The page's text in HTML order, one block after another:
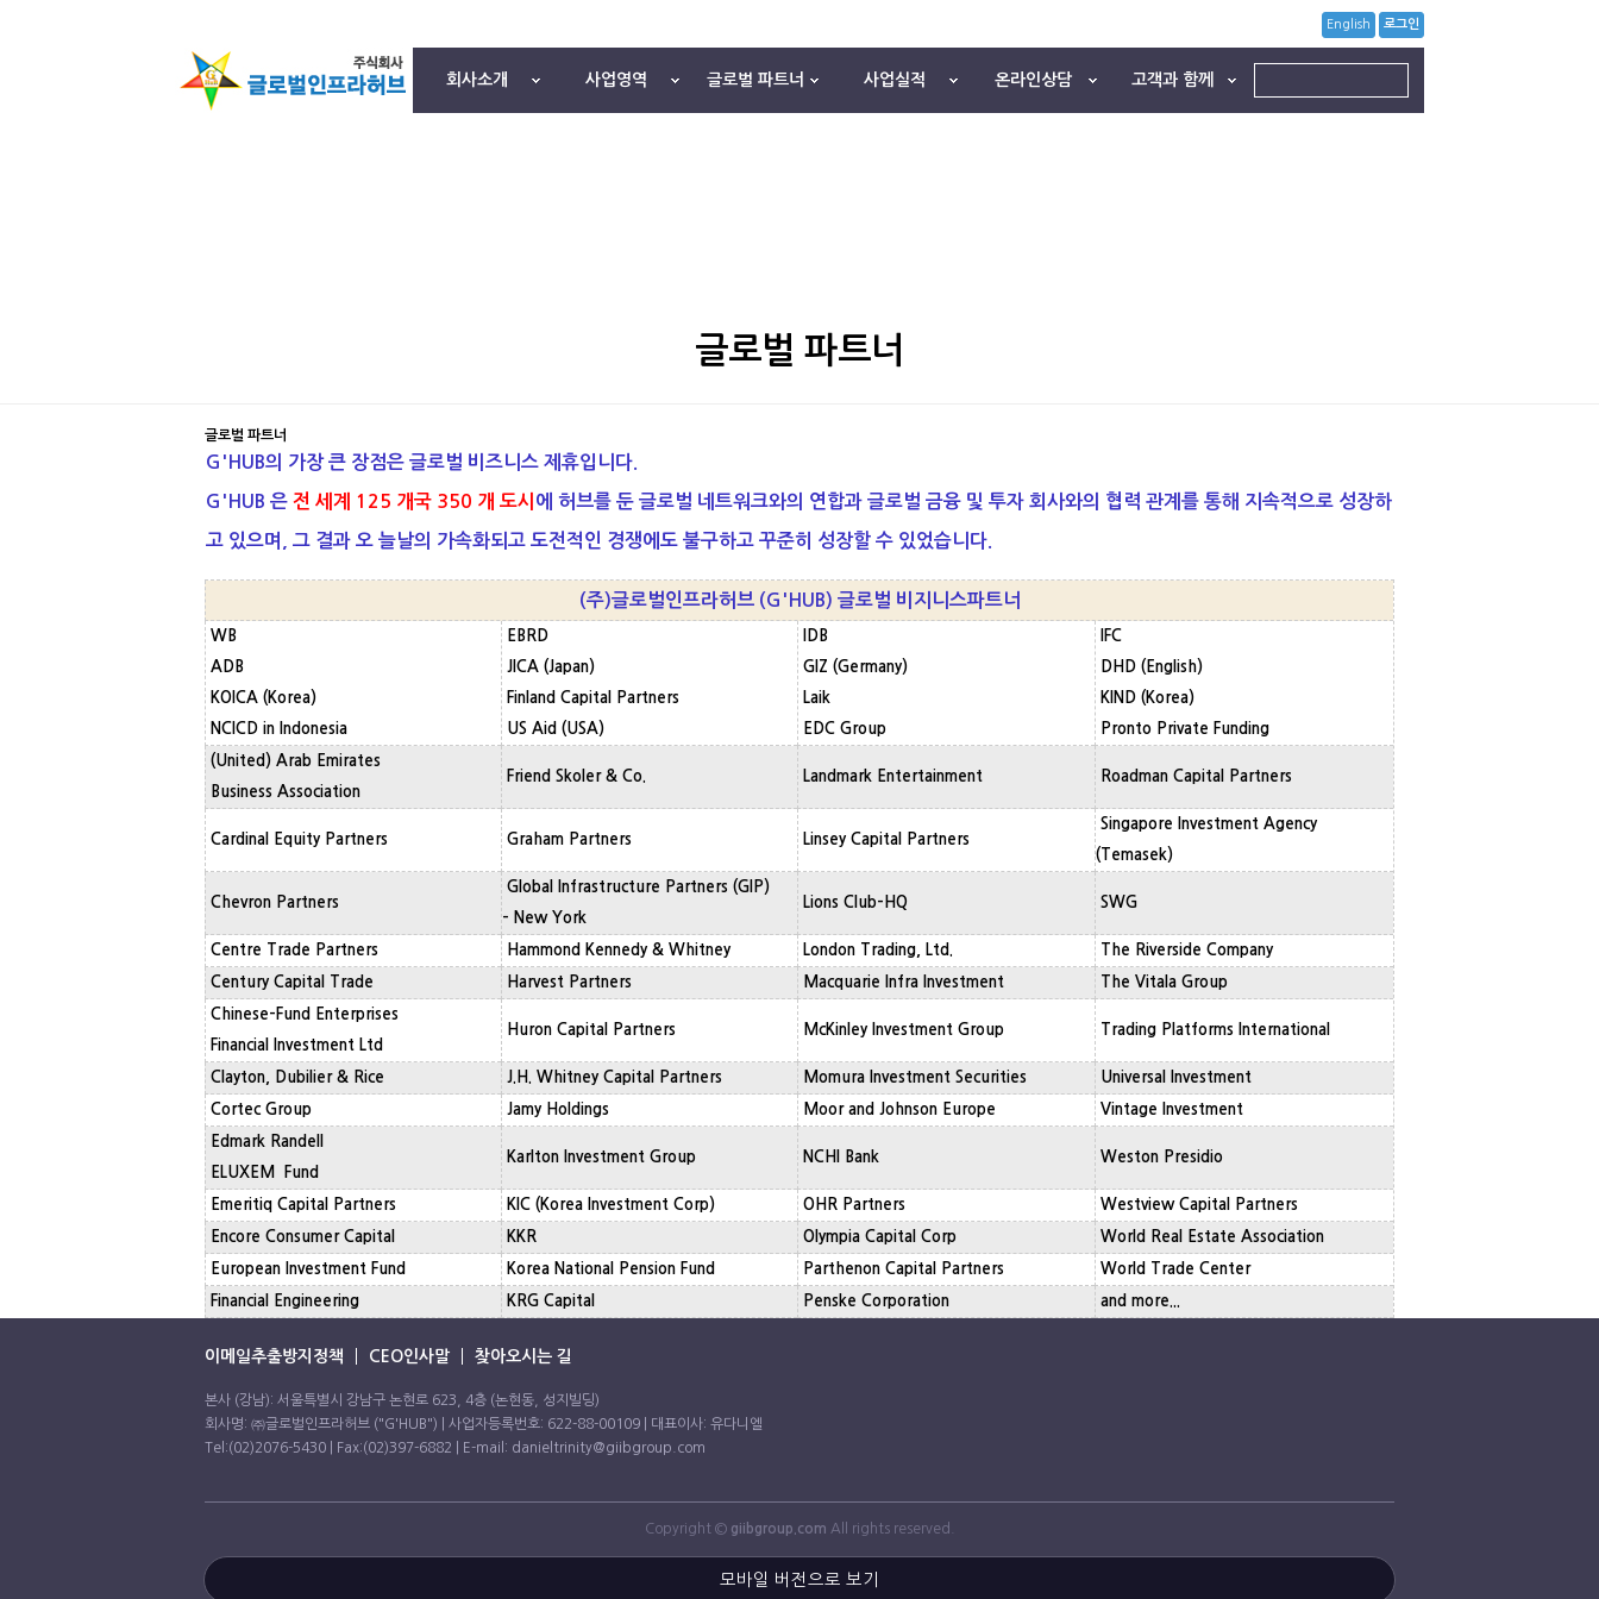
회사소개 사업영역 글로벌 파트너 사업실적 온라인상담 고객과 함께
English 로그인
글로벌 파트너
글로벌 파트너
G'HUB의 가장 큰 장점은 글로벌 비즈니스 제휴입니다.
G'HUB 은 전 세계 125 개국 350 개 도시 에 허브를 둔 글로벌 네트워크와의 연합과 글로벌 금융 및 투자 회사와의 협력 관계를 통해 지속적으로 성장하
고 있으며, 그 결과 오 늘날의 가속화되고 도전적인 경쟁에도 불구하고 꾸준히 성장할 수 있었습니다.
(주)글로벌인프라허브 (G'HUB) 글로벌 비지니스파트너
WB
ADB
KOICA (Korea)
NCICD in Indonesia
EBRD
JICA (Japan)
Finland Capital Partners
US Aid (USA)
IDB
GIZ (Germany)
Laik
EDC Group
IFC
DHD (English)
KIND (Korea)
Pronto Private Funding
(United) Arab Emirates
Business Association
Friend Skoler & Co. Landmark Entertainment Roadman Capital Partners
Cardinal Equity Partners Graham Partners Linsey Capital Partners
Singapore Investment Agency
(Temasek)
Chevron Partners
Global Infrastructure Partners (GIP)
- New York
Lions Club-HQ SWG
Centre Trade Partners Hammond Kennedy & Whitney London Trading, Ltd. The Riverside Company
Century Capital Trade Harvest Partners Macquarie Infra Investment The Vitala Group
Chinese-Fund Enterprises
Financial Investment Ltd
Huron Capital Partners McKinley Investment Group Trading Platforms International
Clayton, Dubilier & Rice J.H. Whitney Capital Partners Momura Investment Securities Universal Investment
Cortec Group Jamy Holdings Moor and Johnson Europe Vintage Investment
Edmark Randell
ELUXEM Fund
Karlton Investment Group NCHI Bank Weston Presidio
Emeritiq Capital Partners KIC (Korea Investment Corp) OHR Partners Westview Capital Partners
Encore Consumer Capital KKR Olympia Capital Corp World Real Estate Association
European Investment Fund Korea National Pension Fund Parthenon Capital Partners World Trade Center
Financial Engineering KRG Capital Penske Corporation and more...
이메일추출방지정책 CEO인사말 찾아오시는 길
본사 (강남): 서울특별시 강남구 논현로 623, 4층 (논현동, 성지빌딩)
회사명: ㈜글로벌인프라허브 ("G'HUB") | 사업자등록번호: 622-88-00109 | 대표이사: 유다니엘
Tel:(02)2076-5430 | Fax:(02)397-6882 | E-mail: danieltrinity@giibgroup.com
Copyright © giibgroup.com All rights reserved.
모바일 버전으로 보기